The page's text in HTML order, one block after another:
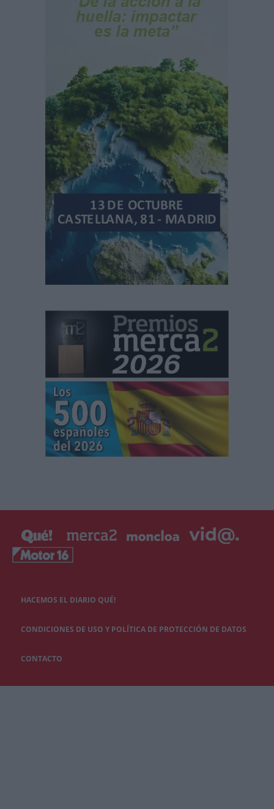
HACEMOS EL DIARIO QUÉ!
CONDICIONES DE USO Y POLÍTICA DE PROTECCIÓN DE DATOS
CONTACTO